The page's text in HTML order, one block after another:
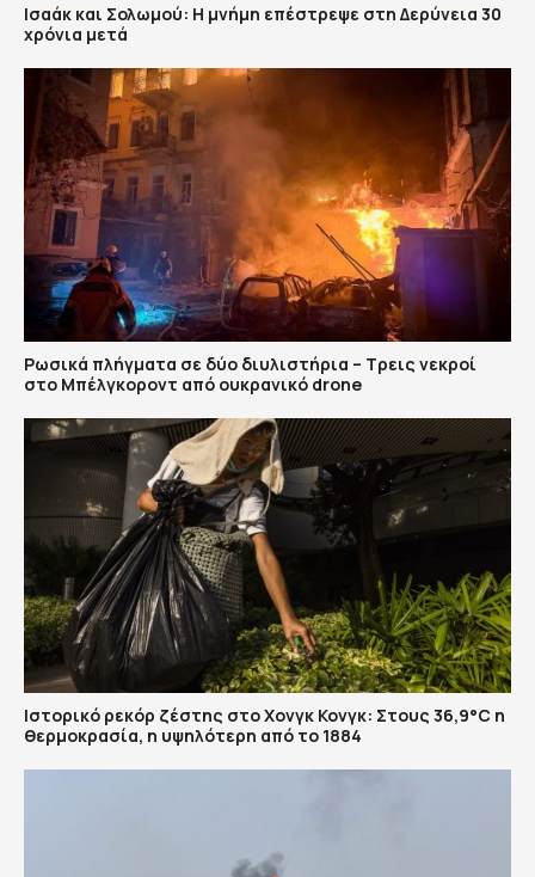
Ισαάκ και Σολωμού: Η μνήμη επέστρεψε στη Δερύνεια 30
χρόνια μετά
Ρωσικά πλήγματα σε δύο διυλιστήρια – Τρεις νεκροί
στο Μπέλγκοροντ από ουκρανικό drone
Ιστορικό ρεκόρ ζέστης στο Χονγκ Κονγκ: Στους 36,9°C η
θερμοκρασία, η υψηλότερη από το 1884